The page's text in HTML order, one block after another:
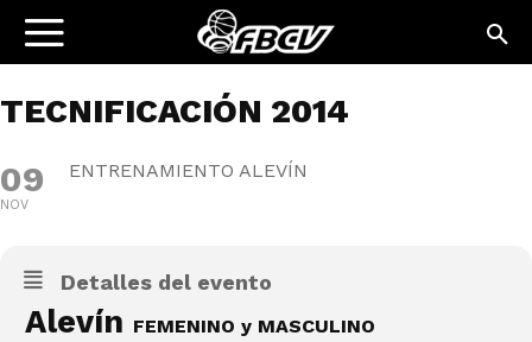
TECNIFICACIÓN 2014
09
NOV
ENTRENAMIENTO ALEVÍN
Detalles del evento
Alevín FEMENINO y MASCULINO